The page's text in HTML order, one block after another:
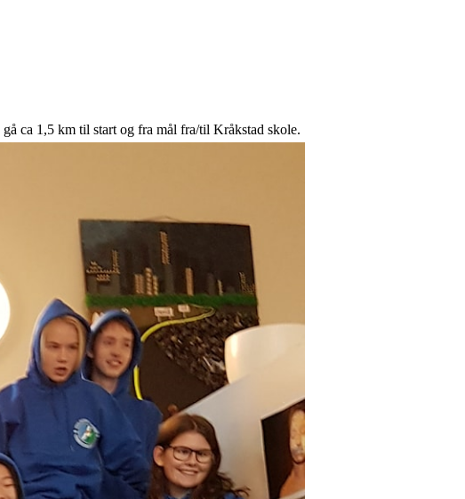
ca 1,5 km til start og fra mål fra/til Kråkstad skole.